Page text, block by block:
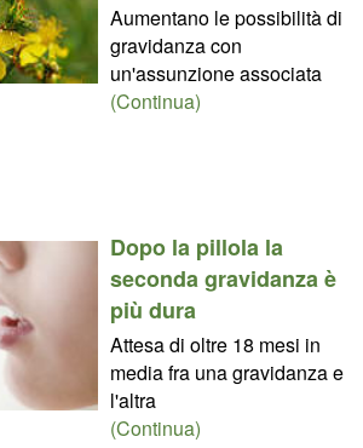
Aumentano le possibilità di
gravidanza con
un'assunzione associata
(Continua)
Dopo la pillola la
seconda gravidanza è
più dura
Attesa di oltre 18 mesi in
media fra una gravidanza e
l'altra
(Continua)